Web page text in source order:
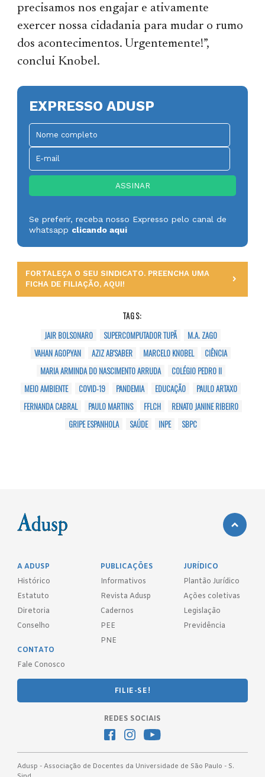
precisamos nos engajar e ativamente
exercer nossa cidadania para mudar o rumo
dos acontecimentos. Urgentemente!”,
conclui Knobel.
EXPRESSO ADUSP
Se preferir, receba nosso Expresso pelo canal de
whatsapp clicando aqui
FORTALEÇA O SEU SINDICATO. PREENCHA UMA
FICHA DE FILIAÇÃO, AQUI!
TAGS:
JAIR BOLSONARO
SUPERCOMPUTADOR TUPÃ
M.A. ZAGO
VAHAN AGOPYAN
AZIZ AB'SABER MARCELO KNOBEL
CIÊNCIA
MARIA ARMINDA DO NASCIMENTO ARRUDA
COLÉGIO PEDRO II
MEIO AMBIENTE
COVID-19 PANDEMIA EDUCAÇÃO
PAULO ARTAXO
FERNANDA CABRAL
PAULO MARTINS FFLCH
RENATO JANINE RIBEIRO
GRIPE ESPANHOLA
SAÚDE INPE SBPC
A ADUSP
Histórico
Estatuto
Diretoria
Conselho
PUBLICAÇÕES
Informativos
Revista Adusp
Cadernos
PEE
PNE
JURÍDICO
Plantão Jurídico
Ações coletivas
Legislação
Previdência
CONTATO
Fale Conosco
FILIE-SE!
REDES SOCIAIS
Adusp - Associação de Docentes da Universidade de São Paulo - S.